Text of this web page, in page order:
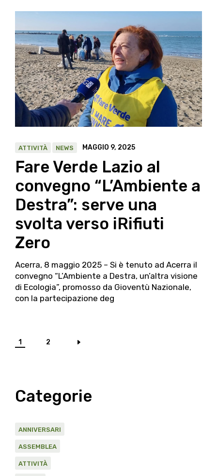
ATTIVITÀ NEWS MAGGIO 9, 2025
Fare Verde Lazio al
convegno “L’Ambiente a
Destra”: serve una
svolta verso iRifiuti
Zero
Acerra, 8 maggio 2025 – Si è tenuto ad Acerra il
convegno “L’Ambiente a Destra, un’altra visione
di Ecologia”, promosso da Gioventù Nazionale,
con la partecipazione deg
Paginazione
1 2
Categorie
ANNIVERSARI
ASSEMBLEA
ATTIVITÀ